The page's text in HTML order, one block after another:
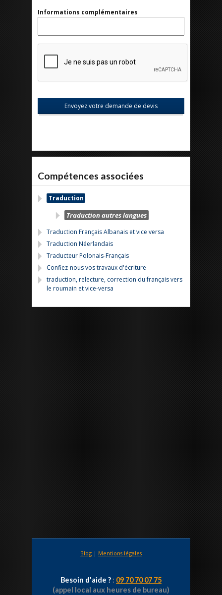
Informations complémentaires
Compétences associées
Traduction
Traduction autres langues
Traduction Français Albanais et vice versa
Traduction Néerlandais
Traducteur Polonais-Français
Confiez-nous vos travaux d'écriture
traduction, relecture, correction du français vers
le roumain et vice-versa
Blog | Mentions légales
Besoin d'aide ? : 09 70 70 07 75
(appel local aux heures de bureau)